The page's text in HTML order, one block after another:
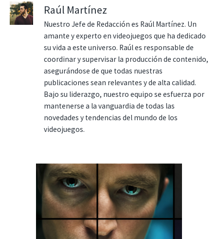
Raúl Martínez
Nuestro Jefe de Redacción es Raúl Martínez. Un
amante y experto en videojuegos que ha dedicado
su vida a este universo. Raúl es responsable de
coordinar y supervisar la producción de contenido,
asegurándose de que todas nuestras
publicaciones sean relevantes y de alta calidad.
Bajo su liderazgo, nuestro equipo se esfuerza por
mantenerse a la vanguardia de todas las
novedades y tendencias del mundo de los
videojuegos.